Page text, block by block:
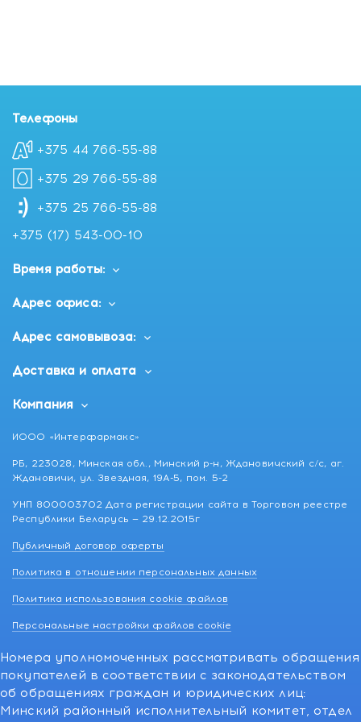
Телефоны
+375 44 766-55-88
+375 29 766-55-88
+375 25 766-55-88
+375 (17) 543-00-10
Время работы:
Адрес офиса:
Адрес самовывоза:
Доставка и оплата
Компания
ИООО «Интерфармакс»
РБ, 223028, Минская обл., Минский р-н, Ждановичский с/с, аг.
Ждановичи, ул. Звездная, 19А-5, пом. 5-2
УНП 800003702 Дата регистрации сайта в Торговом реестре
Республики Беларусь — 29.12.2015г
Публичный договор оферты
Политика в отношении персональных данных
Политика использования cookie файлов
Персональные настройки файлов cookie
Номера уполномоченных рассматривать обращения
покупателей в соответствии с законодательством
об обращениях граждан и юридических лиц:
Минский районный исполнительный комитет, отдел